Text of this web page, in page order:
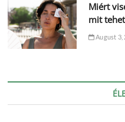
Miért
mit
August 3,